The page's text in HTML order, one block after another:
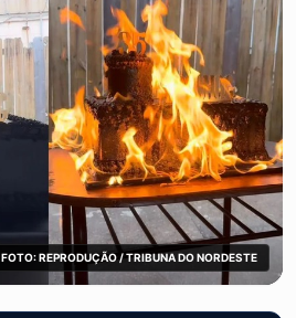
FOTO: REPRODUÇÃO / TRIBUNA DO NORDESTE